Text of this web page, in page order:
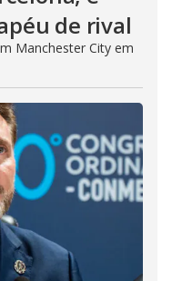
de rival
Manchester City em